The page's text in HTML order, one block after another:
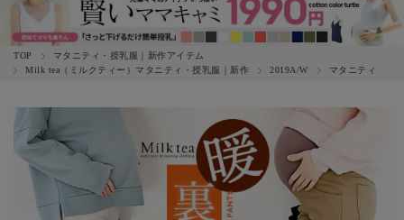
TOP
マタニティ・授乳服｜新作アイテム
Milk tea（ミルクティー）マタニティ・授乳服｜新作
2019A/W マタニティ